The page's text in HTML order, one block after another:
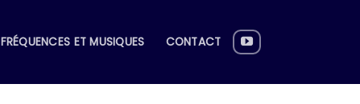
FRÉQUENCES ET MUSIQUES CONTACT